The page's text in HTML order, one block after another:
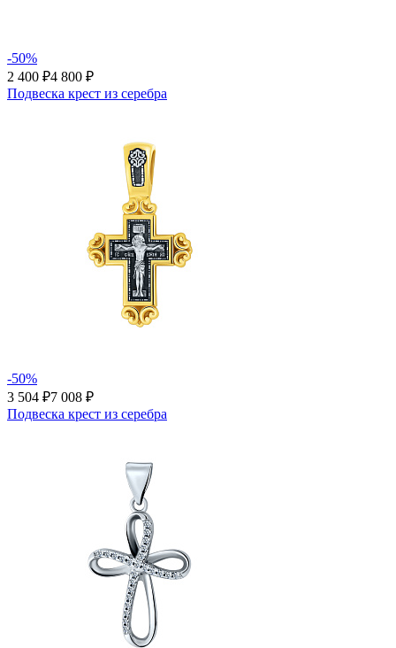
-50%
2 400 ₽4 800 ₽
Подвеска крест из серебра
-50%
3 504 ₽7 008 ₽
Подвеска крест из серебра